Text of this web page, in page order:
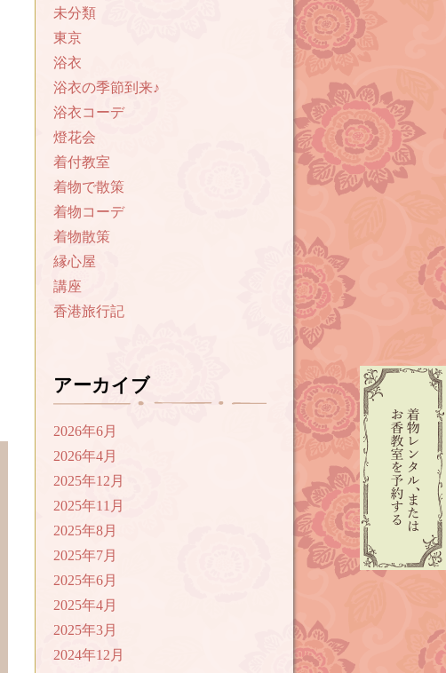
未分類
東京
浴衣
浴衣の季節到来♪
浴衣コーデ
燈花会
着付教室
着物で散策
着物コーデ
着物散策
縁心屋
講座
香港旅行記
アーカイブ
2026年6月
2026年4月
2025年12月
2025年11月
2025年8月
2025年7月
2025年6月
2025年4月
2025年3月
2024年12月